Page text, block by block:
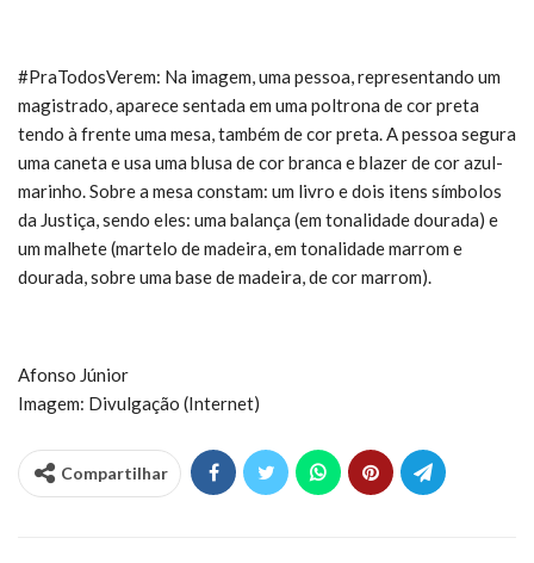
#PraTodosVerem: Na imagem, uma pessoa, representando um
magistrado, aparece sentada em uma poltrona de cor preta
tendo à frente uma mesa, também de cor preta. A pessoa segura
uma caneta e usa uma blusa de cor branca e blazer de cor azul-
marinho. Sobre a mesa constam: um livro e dois itens símbolos
da Justiça, sendo eles: uma balança (em tonalidade dourada) e
um malhete (martelo de madeira, em tonalidade marrom e
dourada, sobre uma base de madeira, de cor marrom).
Afonso Júnior
Imagem: Divulgação (Internet)
Compartilhar